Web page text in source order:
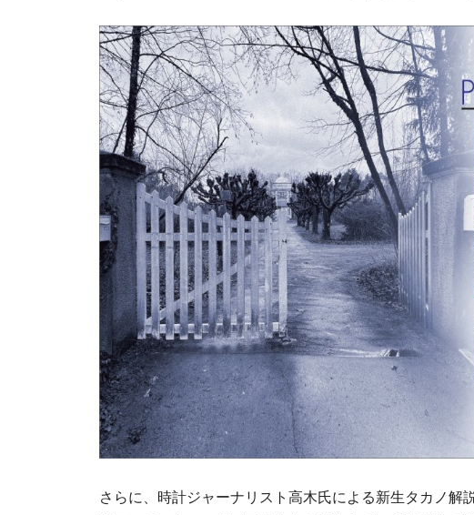
さらに、時計ジャーナリスト高木氏による新生タカノ